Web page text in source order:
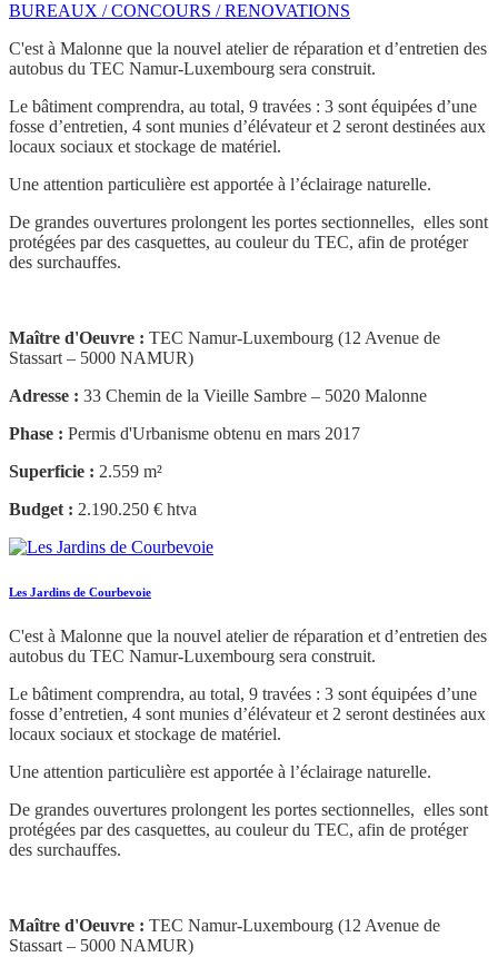
BUREAUX / CONCOURS / RENOVATIONS
C'est à Malonne que la nouvel atelier de réparation et d’entretien des
autobus du TEC Namur-Luxembourg sera construit.
Le bâtiment comprendra, au total, 9 travées : 3 sont équipées d’une
fosse d’entretien, 4 sont munies d’élévateur et 2 seront destinées aux
locaux sociaux et stockage de matériel.
Une attention particulière est apportée à l’éclairage naturelle.
De grandes ouvertures prolongent les portes sectionnelles, elles sont
protégées par des casquettes, au couleur du TEC, afin de protéger
des surchauffes.
Maître d'Oeuvre : TEC Namur-Luxembourg (12 Avenue de
Stassart – 5000 NAMUR)
Adresse : 33 Chemin de la Vieille Sambre – 5020 Malonne
Phase : Permis d'Urbanisme obtenu en mars 2017
Superficie : 2.559 m²
Budget : 2.190.250 € htva
Les Jardins de Courbevoie
C'est à Malonne que la nouvel atelier de réparation et d’entretien des
autobus du TEC Namur-Luxembourg sera construit.
Le bâtiment comprendra, au total, 9 travées : 3 sont équipées d’une
fosse d’entretien, 4 sont munies d’élévateur et 2 seront destinées aux
locaux sociaux et stockage de matériel.
Une attention particulière est apportée à l’éclairage naturelle.
De grandes ouvertures prolongent les portes sectionnelles, elles sont
protégées par des casquettes, au couleur du TEC, afin de protéger
des surchauffes.
Maître d'Oeuvre : TEC Namur-Luxembourg (12 Avenue de
Stassart – 5000 NAMUR)